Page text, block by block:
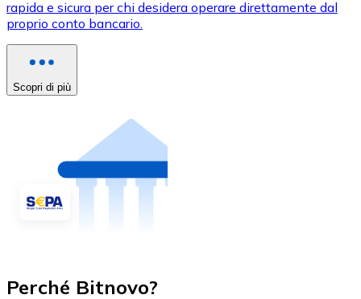
rapida e sicura per chi desidera operare direttamente dal
proprio conto bancario.
Scopri di più
Perché Bitnovo?